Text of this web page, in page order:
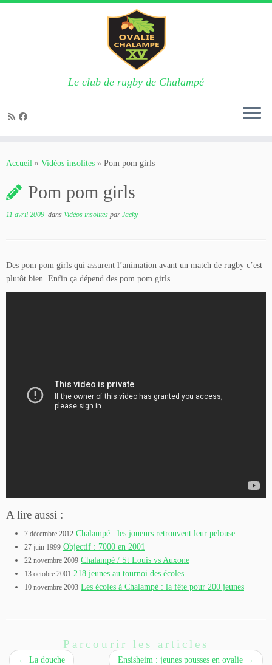
Le club de rugby de Chalampé
Accueil » Vidéos insolites » Pom pom girls
Pom pom girls
11 avril 2009 dans Vidéos insolites par Jacky
Des pom pom girls qui assurent l’animation avant un match de rugby c’est
plutôt bien. Enfin ça dépend des pom pom girls …
A lire aussi :
7 décembre 2012 Chalampé : les joueurs retrouvent leur pelouse
27 juin 1999 Objectif : 7000 en 2001
22 novembre 2009 Chalampé / St Louis vs Auxone
13 octobre 2001 218 jeunes au tournoi des écoles
10 novembre 2003 Les écoles à Chalampé : la fête pour 200 jeunes
Parcourir les articles
← La douche Ensisheim : jeunes pousses en ovalie →